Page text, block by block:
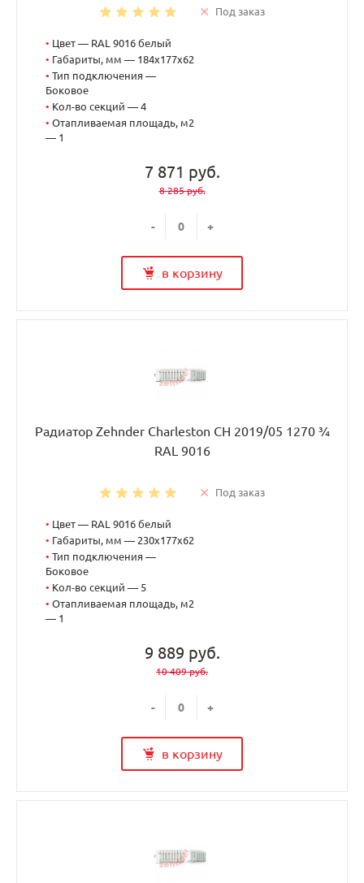
Под заказ
• Цвет — RAL 9016 белый
• Габариты, мм — 184x177x62
• Тип подключения —
Боковое
• Кол-во секций — 4
• Отапливаемая площадь, м2
— 1
7 871 руб.
8 285 руб.
- +
в корзину
Радиатор Zehnder Charleston CH 2019/05 1270 ¾
RAL 9016
Под заказ
• Цвет — RAL 9016 белый
• Габариты, мм — 230x177x62
• Тип подключения —
Боковое
• Кол-во секций — 5
• Отапливаемая площадь, м2
— 1
9 889 руб.
10 409 руб.
- +
в корзину